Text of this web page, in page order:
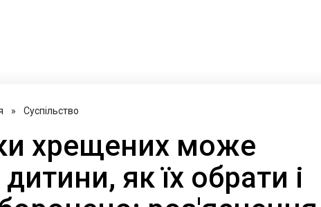
» Суспільство
хрещених може
як їх обрати і